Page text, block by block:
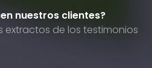
nuestros clientes?
extractos de los testimonios